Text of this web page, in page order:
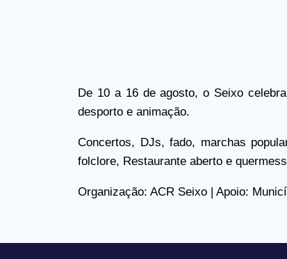
De 10 a 16 de agosto, o Seixo
desporto e animação.
Concertos, DJs, fado, marchas
folclore, Restaurante aberto e
Organização: ACR Seixo | Apoio: